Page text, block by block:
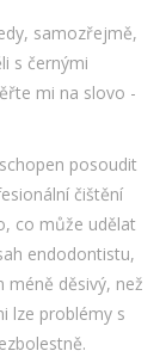
samozřejmě,
s černými
mi na slovo -
posoudit
čištění
co může udělat
endodontistu,
méně děsivý, než
lze problémy s